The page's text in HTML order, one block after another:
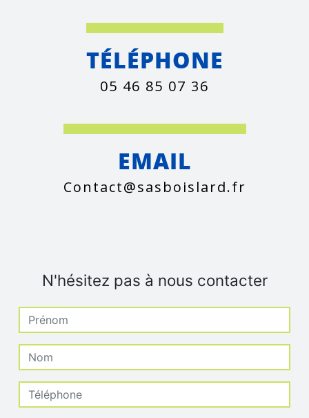
TÉLÉPHONE
05 46 85 07 36
EMAIL
contact@sasboislard.fr
N'hésitez pas à nous contacter